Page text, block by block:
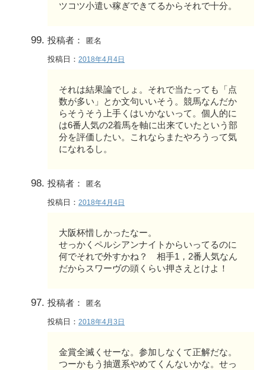
ツコツ小遣い稼ぎできてるからそれで十分。
投稿者： 匿名
投稿日： 2018年4月4日
それは結果論でしょ。それで当たっても「点
数が多い」とか文句いいそう。競馬なんだか
らそうそう上手くはいかないって。個人的に
は6番人気の2着馬を軸に出来ていたという部
分を評価したい。これならまたやろうって気
になれるし。
投稿者： 匿名
投稿日： 2018年4月4日
大阪杯惜しかったなー。
せっかくペルシアンナイトからいってるのに
何でそれで外すかね？ 相手1，2番人気なん
だからスワーヴの頭くらい押さえとけよ！
投稿者： 匿名
投稿日： 2018年4月3日
金賞全滅くせーな。参加しなくて正解だな。
つーかもう抽選系やめてくんないかな。せっ